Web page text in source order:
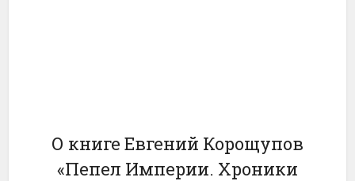
О книге Евгений Корощупов
«Пепел Империи. Хроники